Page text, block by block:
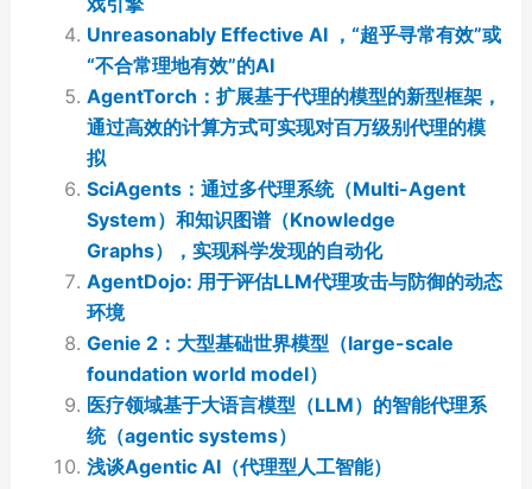
Unreasonably Effective AI ，“超乎寻常有效”或
“不合常理地有效”的AI
AgentTorch：扩展基于代理的模型的新型框架，
通过高效的计算方式可实现对百万级别代理的模
拟
SciAgents：通过多代理系统（Multi-Agent
System）和知识图谱（Knowledge
Graphs），实现科学发现的自动化
AgentDojo: 用于评估LLM代理攻击与防御的动态
环境
Genie 2：大型基础世界模型（large-scale
foundation world model）
医疗领域基于大语言模型（LLM）的智能代理系
统（agentic systems）
浅谈Agentic AI（代理型人工智能）